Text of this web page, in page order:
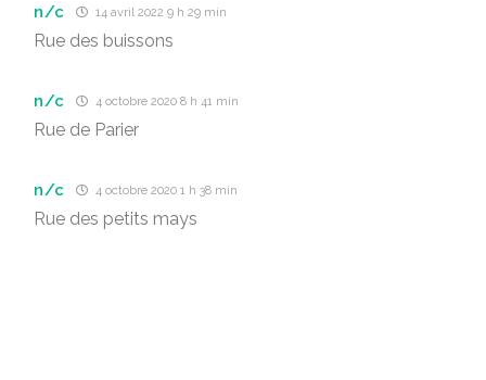
n/c 14 avril 2022 9 h 29 min
Rue des buissons
n/c 4 octobre 2020 8 h 41 min
Rue de Parier
n/c 4 octobre 2020 1 h 38 min
Rue des petits mays